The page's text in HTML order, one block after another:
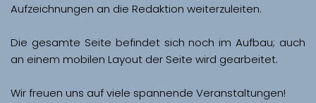
Aufzeichnungen an die Redaktion weiterzuleiten.
Die gesamte Seite befindet sich noch im Aufbau; auch
Wir freuen uns auf viele spannende Veranstaltungen!